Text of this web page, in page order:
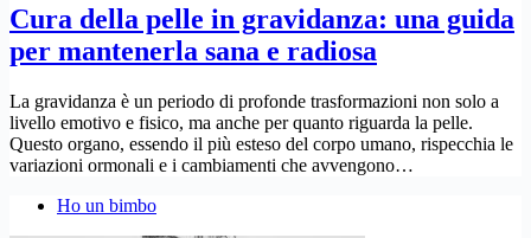
Cura della pelle in gravidanza: una guida
per mantenerla sana e radiosa
La gravidanza è un periodo di profonde trasformazioni non solo a
livello emotivo e fisico, ma anche per quanto riguarda la pelle.
Questo organo, essendo il più esteso del corpo umano, rispecchia le
variazioni ormonali e i cambiamenti che avvengono…
Ho un bimbo